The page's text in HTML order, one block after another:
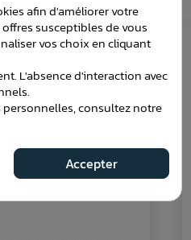
afin d'améliorer votre
susceptibles de vous
vos choix en cliquant
L'absence d'interaction avec
consultez notre
Accepter